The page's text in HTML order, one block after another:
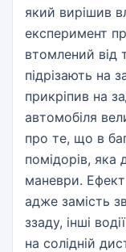
який вирішив
експеримент
втомлений від
підрізають на
прикріпив на
автомобіля
про те, що в
помідорів, яка
маневри. Ефект
адже замість
ззаду, інші
на солідній